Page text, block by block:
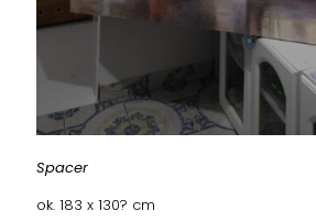
Spacer
ok. 183 x 130? cm